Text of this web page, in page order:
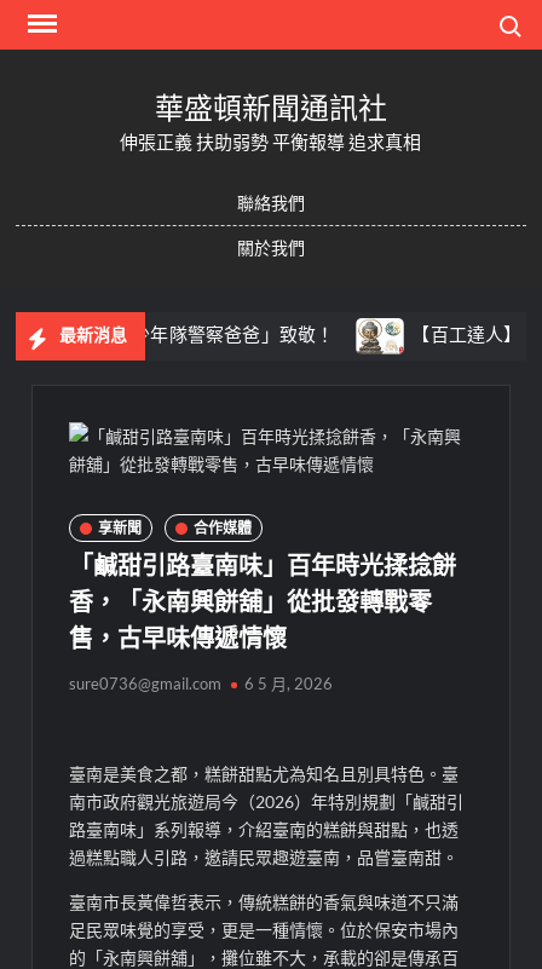
Skip
華盛頓新聞通訊社
伸張正義 扶助弱勢 平衡報導 追求真相
聯絡我們
關於我們
最新消息
體悟 向「少年隊警察爸爸」致敬！ 【百工達人】 從音
享新聞 合作媒體
「鹹甜引路臺南味」百年時光揉捻餅
香，「永南興餅舖」從批發轉戰零
售，古早味傳遞情懷
sure0736@gmail.com 6 5 月, 2026
臺南是美食之都，糕餅甜點尤為知名且別具特色。臺
南市政府觀光旅遊局今（2026）年特別規劃「鹹甜引
路臺南味」系列報導，介紹臺南的糕餅與甜點，也透
過糕點職人引路，邀請民眾趣遊臺南，品嘗臺南甜。
臺南市長黃偉哲表示，傳統糕餅的香氣與味道不只滿
足民眾味覺的享受，更是一種情懷。位於保安市場內
的「永南興餅舖」，攤位雖不大，承載的卻是傳承百